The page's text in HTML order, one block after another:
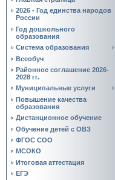
2026 - Год единства народов
России
Год дошкольного
образования
Система образования
Всеобуч
Районное соглашение 2026-
2028 гг.
Муниципальные услуги
Повышение качества
образования
Дистанционное обучение
Обучение детей с ОВЗ
ФГОС СОО
МСОКО
Итоговая аттестация
ЕГЭ